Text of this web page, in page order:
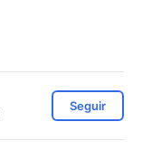
Seguir